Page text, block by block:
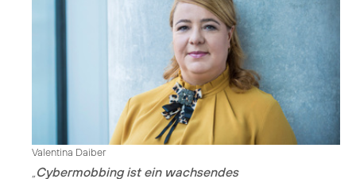
Valentina Daiber
Cybermobbing ist ein wachsendes